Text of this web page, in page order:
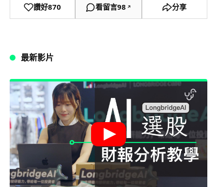
讚好870 看留言98 ↗ 分享
最新影片